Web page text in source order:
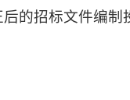
的招标文件编制